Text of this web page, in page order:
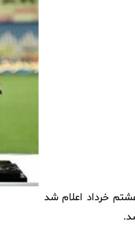
خرداد اعلام شد